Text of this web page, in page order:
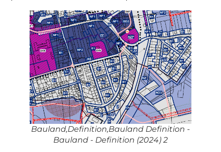
Bauland,Definition,Bauland Definition -
Bauland - Definition (2024) 2